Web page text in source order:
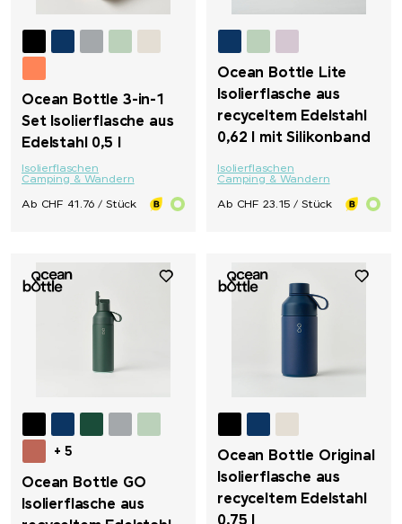
Ocean Bottle 3-in-1
Set Isolierflasche aus
Edelstahl 0,5 l
Isolierflaschen
Camping & Wandern
Ab CHF 41.76 / Stück
Ocean Bottle Lite
Isolierflasche aus
recyceltem Edelstahl
0,62 l mit Silikonband
Isolierflaschen
Camping & Wandern
Ab CHF 23.15 / Stück
+ 5
Ocean Bottle GO
Isolierflasche aus
Ocean Bottle Original
Isolierflasche aus
recyceltem Edelstahl